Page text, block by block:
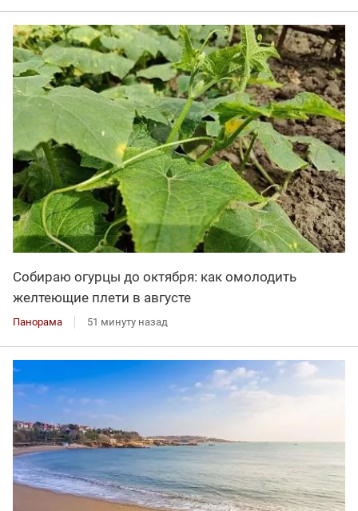
Собираю огурцы до октября: как омолодить
желтеющие плети в августе
Панорама 51 минуту назад